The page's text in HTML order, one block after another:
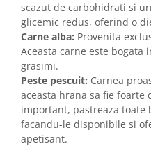
scazut de carbohidrati si
glicemic redus, oferind o
Carne alba: Provenita
Aceasta carne este
grasimi.
Peste pescuit: Carnea
aceasta hrana sa fie foarte
important, pastreaza
facandu-le disponibile si
apetisant.